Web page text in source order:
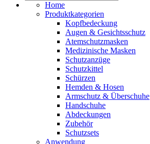
Home
Produktkategorien
Kopfbedeckung
Augen & Gesichtsschutz
Atemschutzmasken
Medizinische Masken
Schutzanzüge
Schutzkittel
Schürzen
Hemden & Hosen
Armschutz & Überschuhe
Handschuhe
Abdeckungen
Zubehör
Schutzsets
Anwendung